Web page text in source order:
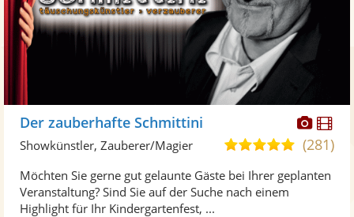
Fotos
Der zauberhafte Schmittini
5,0
5
(281)
Showkünstler, Zauberer/Magier
Möchten Sie gerne gut gelaunte Gäste bei Ihrer geplanten
Veranstaltung? Sind Sie auf der Suche nach einem
Highlight für Ihr Kindergartenfest, ...